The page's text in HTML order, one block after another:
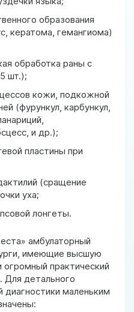
образования
кератома, гемангиома)
обработка раны с
шт.);
кожи, подкожной
(фурункул, карбункул,
и др.);
пластины при
(сращение
уха;
лонгеты.
амбулаторный
имеющие высшую
практический
Для детального
диагностики маленьким